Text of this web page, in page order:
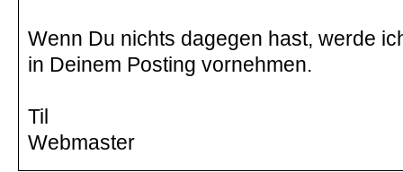
Wenn Du nichts dagegen hast, werde
in Deinem Posting vornehmen.
Til
Webmaster